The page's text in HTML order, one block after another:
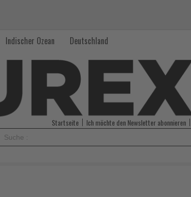
Indischer Ozean Deutschland
Startseite Ich möchte den Newsletter abonnieren